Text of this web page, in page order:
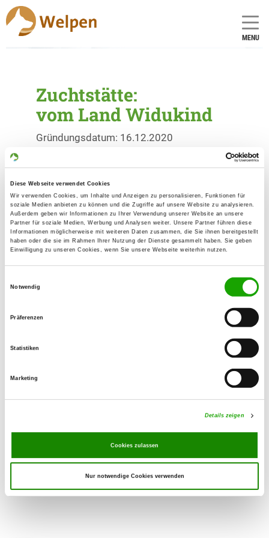
Diese Webseite verwendet Cookies
Wir verwenden Cookies, um Inhalte und Anzeigen zu personalisieren, Funktionen für
soziale Medien anbieten zu können und die Zugriffe auf unsere Website zu analysieren.
Außerdem geben wir Informationen zu Ihrer Verwendung unserer Website an unsere
Partner für soziale Medien, Werbung und Analysen weiter. Unsere Partner führen diese
Informationen möglicherweise mit weiteren Daten zusammen, die Sie ihnen bereitgestellt
haben oder die sie im Rahmen Ihrer Nutzung der Dienste gesammelt haben. Sie geben
Einwilligung zu unseren Cookies, wenn Sie unsere Webseite weiterhin nutzen.
Notwendig
Präferenzen
Statistiken
Marketing
Details zeigen
Cookies zulassen
Nur notwendige Cookies verwenden
MENU
Zuchtstätte:
vom Land Widukind
Gründungsdatum: 16.12.2020
Sascha Schnittger
Heidestr. 75
32130 Enger
Kontakt
SV-DOxS:
Angebote